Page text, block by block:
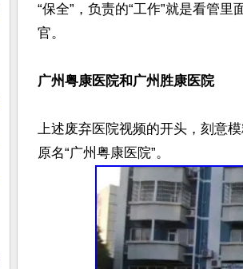
“保全”，负责的“工作”就是看管
官。
广州粤康医院和广州胜康医院
上述废弃医院视频的开头，刻意